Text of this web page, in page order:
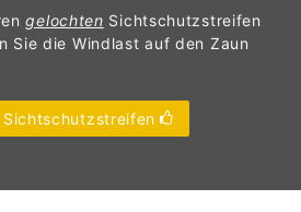
gelochten Sichtschutzstreifen
Sie die Windlast auf den Zaun